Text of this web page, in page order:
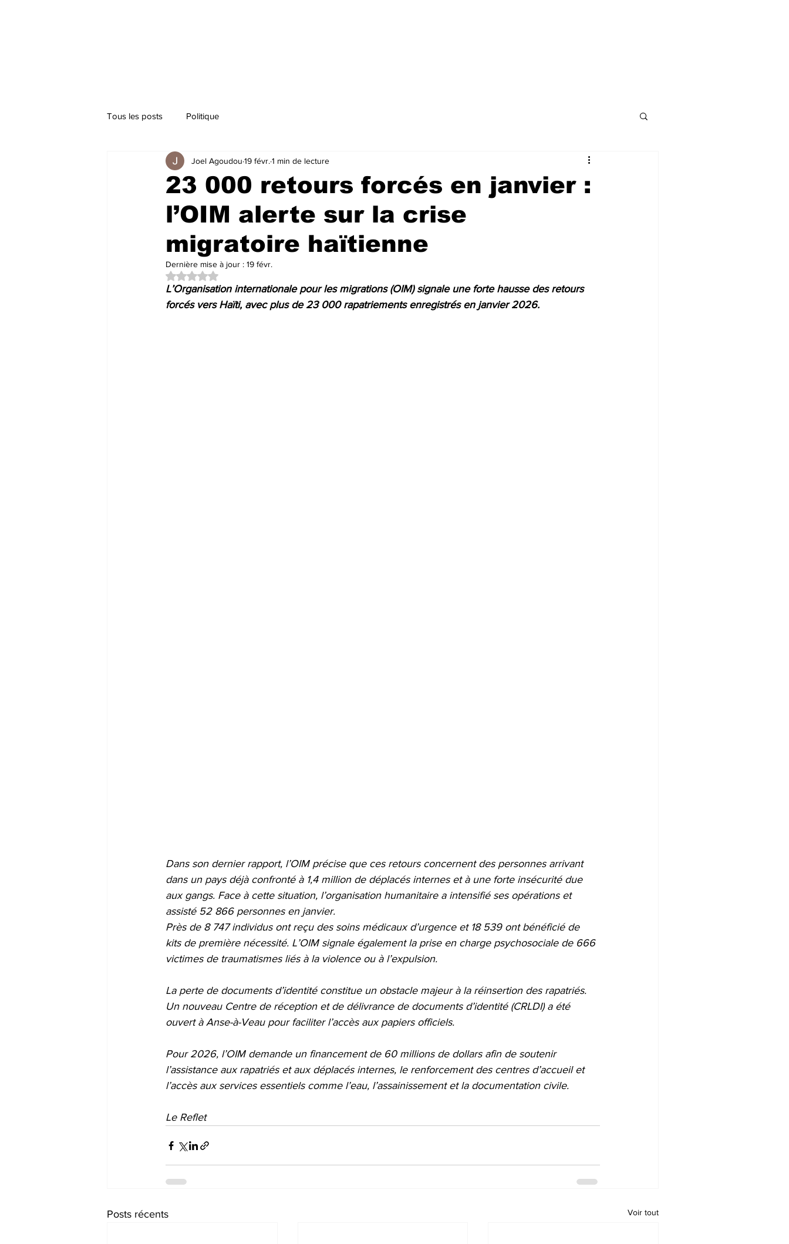
Tous les posts Politique
23 000 retours forcés en janvier :
l’OIM alerte sur la crise
migratoire haïtienne
Joel Agoudou 19 févr. 1 min de lecture
Dernière mise à jour : 19 févr.
Noté NaN étoiles sur 5.
L’Organisation internationale pour les migrations (OIM) signale une forte hausse des retours
forcés vers Haïti, avec plus de 23 000 rapatriements enregistrés en janvier 2026.
Dans son dernier rapport, l’OIM précise que ces retours concernent des personnes arrivant
dans un pays déjà confronté à 1,4 million de déplacés internes et à une forte insécurité due
aux gangs. Face à cette situation, l’organisation humanitaire a intensifié ses opérations et
assisté 52 866 personnes en janvier.
Près de 8 747 individus ont reçu des soins médicaux d’urgence et 18 539 ont bénéficié de
kits de première nécessité. L’OIM signale également la prise en charge psychosociale de 666
victimes de traumatismes liés à la violence ou à l’expulsion.
La perte de documents d’identité constitue un obstacle majeur à la réinsertion des rapatriés.
Un nouveau Centre de réception et de délivrance de documents d’identité (CRLDI) a été
ouvert à Anse-à-Veau pour faciliter l’accès aux papiers officiels.
Pour 2026, l’OIM demande un financement de 60 millions de dollars afin de soutenir
l’assistance aux rapatriés et aux déplacés internes, le renforcement des centres d’accueil et
l’accès aux services essentiels comme l’eau, l’assainissement et la documentation civile.
Le Reflet
Posts récents Voir tout